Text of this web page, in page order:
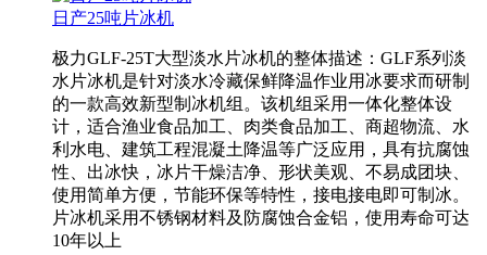
日产25吨片冰机
极力GLF-25T大型淡水片冰机的整体描述：GLF系列淡
水片冰机是针对淡水冷藏保鲜降温作业用冰要求而研制
的一款高效新型制冰机组。该机组采用一体化整体设
计，适合渔业食品加工、肉类食品加工、商超物流、水
利水电、建筑工程混凝土降温等广泛应用，具有抗腐蚀
性、出冰快，冰片干燥洁净、形状美观、不易成团块、
使用简单方便，节能环保等特性，接电接电即可制冰。
片冰机采用不锈钢材料及防腐蚀合金铝，使用寿命可达
10年以上